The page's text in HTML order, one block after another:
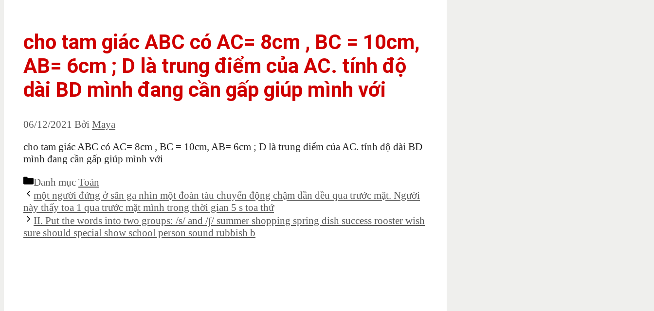
cho tam giác ABC có AC= 8cm , BC = 10cm,
AB= 6cm ; D là trung điểm của AC. tính độ
dài BD mình đang cần gấp giúp mình với
06/12/2021 Bởi Maya
cho tam giác ABC có AC= 8cm , BC = 10cm, AB= 6cm ; D là trung điểm của AC. tính độ dài BD
mình đang cần gấp giúp mình với
Danh mục Toán
một người đứng ở sân ga nhìn một đoàn tàu chuyển động chậm dần dều qua trước mặt. Người
này thấy toa 1 qua trước mặt mình trong thời gian 5 s toa thứ
II. Put the words into two groups: /s/ and /∫/ summer shopping spring dish success rooster wish
sure should special show school person sound rubbish b